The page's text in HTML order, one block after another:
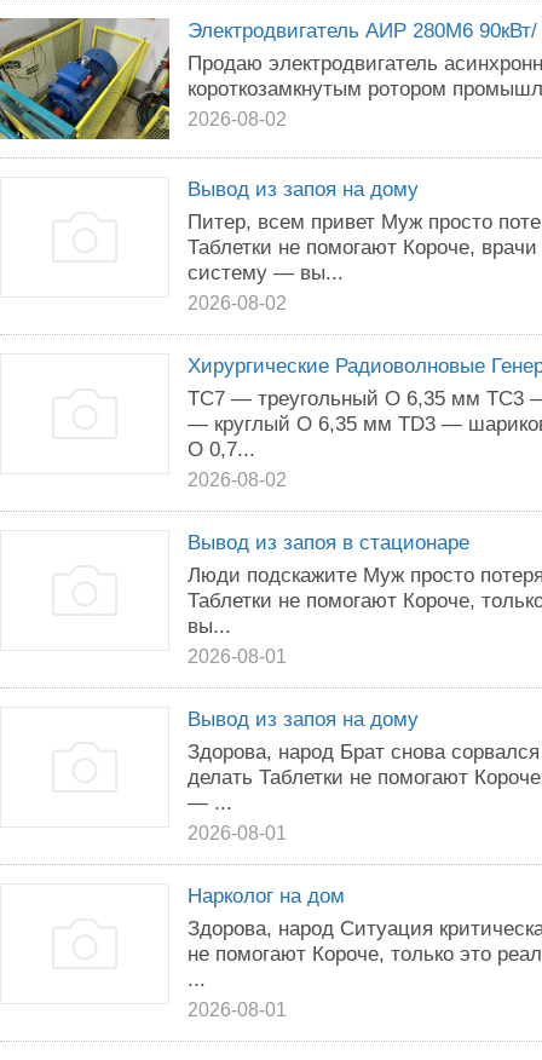
Электродвигатель АИР 280М6
Продаю электродвигатель
короткозамкнутым ротором
2026-08-02
Вывод из запоя на дому
Питер, всем привет Муж просто
Таблетки не помогают Короче,
систему — вы...
2026-08-02
Хирургические Радиоволновые
TС7 — треугольный O 6,35 мм TС3
— круглый O 6,35 мм TD3 —
O 0,7...
2026-08-02
Вывод из запоя в стационаре
Люди подскажите Муж просто
Таблетки не помогают Короче,
вы...
2026-08-01
Вывод из запоя на дому
Здорова, народ Брат снова
делать Таблетки не помогают
— ...
2026-08-01
Нарколог на дом
Здорова, народ Ситуация
не помогают Короче, только это
...
2026-08-01